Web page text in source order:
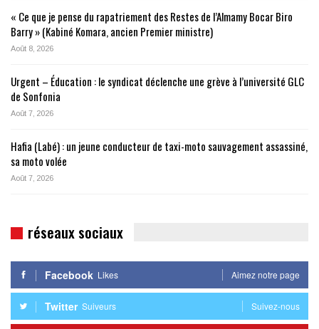
« Ce que je pense du rapatriement des Restes de l’Almamy Bocar Biro
Barry » (Kabiné Komara, ancien Premier ministre)
Août 8, 2026
Urgent – Éducation : le syndicat déclenche une grève à l’université GLC
de Sonfonia
Août 7, 2026
Hafia (Labé) : un jeune conducteur de taxi-moto sauvagement assassiné,
sa moto volée
Août 7, 2026
réseaux sociaux
Facebook Likes Aimez notre page
Twitter Suiveurs Suivez-nous